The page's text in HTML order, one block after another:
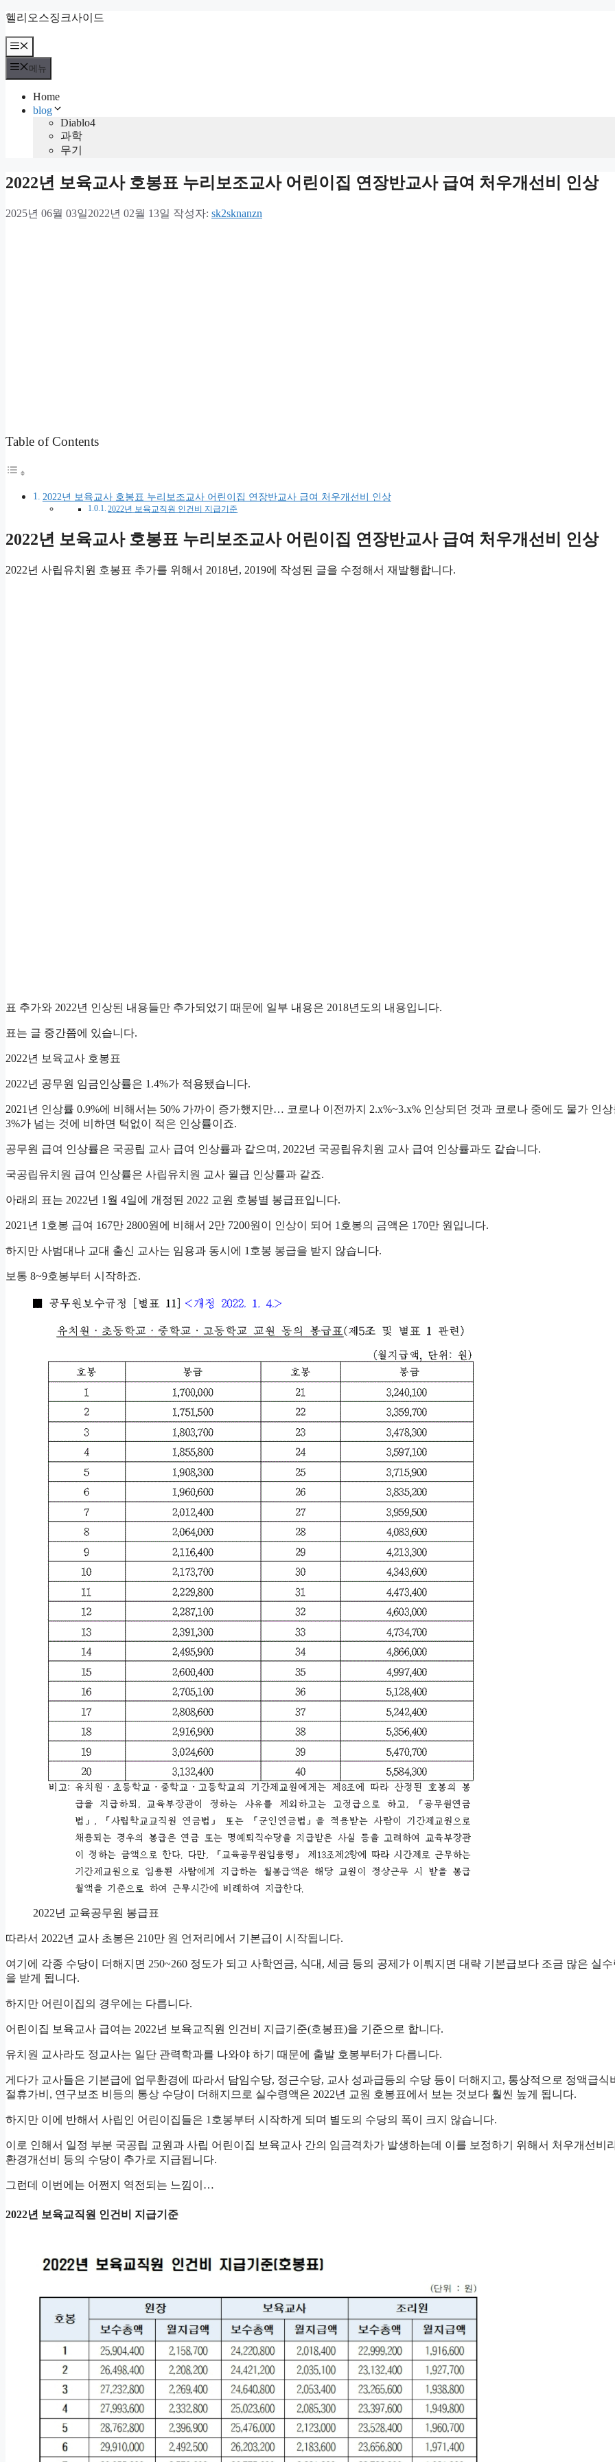
컨
츠
로
헬리오스징크사이드
메
뉴
메뉴
Home
blog
Diablo4
과학
무기
2022년 보육교사 호봉표 누리보조교사 어린이집 연장반교사 급여 처우개선비 인상
2025년 06월 03일2022년 02월 13일 작성자: sk2sknanzn
Table of Contents
2022년 보육교사 호봉표 누리보조교사 어린이집 연장반교사 급여 처우개선비 인상
2022년 보육교직원 인건비 지급기준
2022년 보육교사 호봉표 누리보조교사 어린이집 연장반교사 급여 처우개선비 인상
2022년 사립유치원 호봉표 추가를 위해서 2018년, 2019에 작성된 글을 수정해서 재발행합니다.
표 추가와 2022년 인상된 내용들만 추가되었기 때문에 일부 내용은 2018년도의 내용입니다.
표는 글 중간쯤에 있습니다.
2022년 보육교사 호봉표
2022년 공무원 임금인상률은 1.4%가 적용됐습니다.
2021년 인상률 0.9%에 비해서는 50% 가까이 증가했지만… 코로나 이전까지 2.x%~3.x% 인상되던 것과 코로나 중에도 물가 인
3%가 넘는 것에 비하면 턱없이 적은 인상률이죠.
공무원 급여 인상률은 국공립 교사 급여 인상률과 같으며, 2022년 국공립유치원 교사 급여 인상률과도 같습니다.
국공립유치원 급여 인상률은 사립유치원 교사 월급 인상률과 같죠.
아래의 표는 2022년 1월 4일에 개정된 2022 교원 호봉별 봉급표입니다.
2021년 1호봉 급여 167만 2800원에 비해서 2만 7200원이 인상이 되어 1호봉의 금액은 170만 원입니다.
하지만 사범대나 교대 출신 교사는 임용과 동시에 1호봉 봉급을 받지 않습니다.
보통 8~9호봉부터 시작하죠.
2022년 교육공무원 봉급표
따라서 2022년 교사 초봉은 210만 원 언저리에서 기본급이 시작됩니다.
여기에 각종 수당이 더해지면 250~260 정도가 되고 사학연금, 식대, 세금 등의 공제가 이뤄지면 대략 기본급보다 조금 많은 실
을 받게 됩니다.
하지만 어린이집의 경우에는 다릅니다.
어린이집 보육교사 급여는 2022년 보육교직원 인건비 지급기준(호봉표)을 기준으로 합니다.
유치원 교사라도 정교사는 일단 관력학과를 나와야 하기 때문에 출발 호봉부터가 다릅니다.
게다가 교사들은 기본급에 업무환경에 따라서 담임수당, 정근수당, 교사 성과급등의 수당 등이 더해지고, 통상적으로 정액급식
절휴가비, 연구보조 비등의 통상 수당이 더해지므로 실수령액은 2022년 교원 호봉표에서 보는 것보다 훨씬 높게 됩니다.
하지만 이에 반해서 사립인 어린이집들은 1호봉부터 시작하게 되며 별도의 수당의 폭이 크지 않습니다.
이로 인해서 일정 부분 국공립 교원과 사립 어린이집 보육교사 간의 임금격차가 발생하는데 이를 보정하기 위해서 처우개선비
환경개선비 등의 수당이 추가로 지급됩니다.
그런데 이번에는 어쩐지 역전되는 느낌이…
2022년 보육교직원 인건비 지급기준